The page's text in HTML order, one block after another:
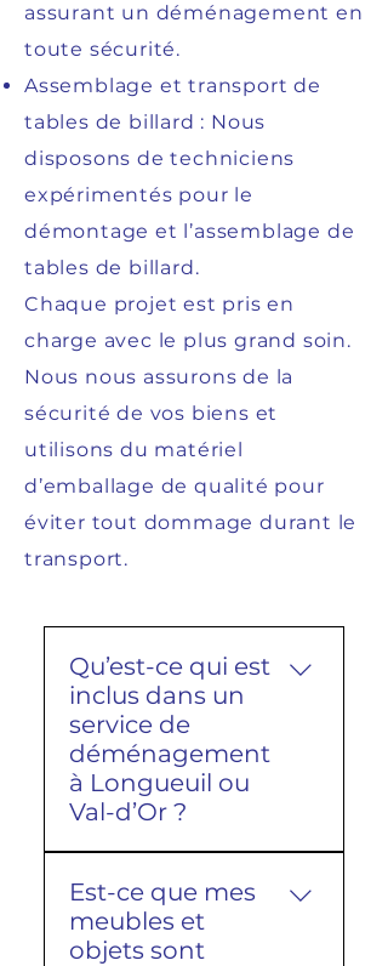
assurant un déménagement en
toute sécurité.
Assemblage et transport de
tables de billard : Nous
disposons de techniciens
expérimentés pour le
démontage et l’assemblage de
tables de billard.
Chaque projet est pris en
charge avec le plus grand soin.
Nous nous assurons de la
sécurité de vos biens et
utilisons du matériel
d’emballage de qualité pour
éviter tout dommage durant le
transport.
Qu’est-ce qui est
inclus dans un
service de
déménagement
à Longueuil ou
Val-d’Or ?
déménagement entre
Longueuil et Val-d’Or
inclut généralement la
Est-ce que mes
meubles et
objets sont